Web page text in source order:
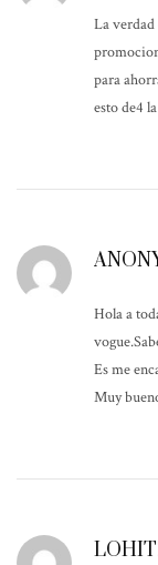
La verdad
para
esto de4
Hola a
Es me
Muy